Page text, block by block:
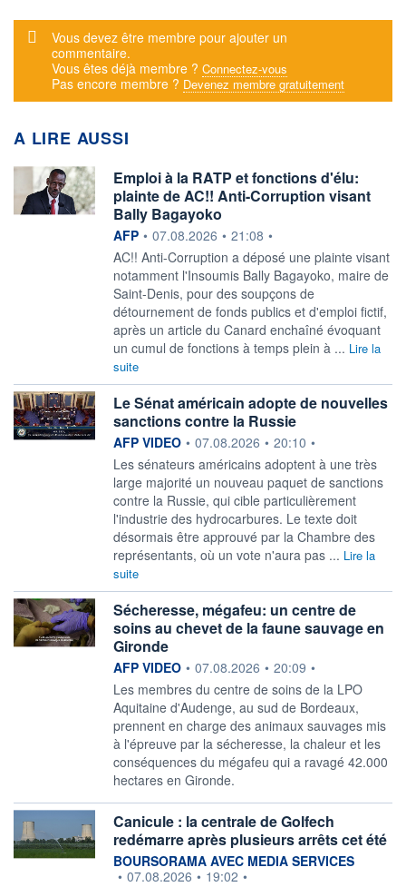
Message d'alerte
Vous devez être membre pour ajouter un
commentaire.
Vous êtes déjà membre ? Connectez-vous
Pas encore membre ? Devenez membre gratuitement
A LIRE AUSSI
Emploi à la RATP et fonctions d'élu:
plainte de AC!! Anti-Corruption visant
Bally Bagayoko
information fournie par
AFP • 07.08.2026 • 21:08 •
AC!! Anti-Corruption a déposé une plainte visant
notamment l'Insoumis Bally Bagayoko, maire de
Saint-Denis, pour des soupçons de
détournement de fonds publics et d'emploi fictif,
après un article du Canard enchaîné évoquant
un cumul de fonctions à temps plein à ... Lire la
suite
Le Sénat américain adopte de nouvelles
sanctions contre la Russie
information fournie par
AFP VIDEO • 07.08.2026 • 20:10 •
Les sénateurs américains adoptent à une très
large majorité un nouveau paquet de sanctions
contre la Russie, qui cible particulièrement
l'industrie des hydrocarbures. Le texte doit
désormais être approuvé par la Chambre des
représentants, où un vote n'aura pas ... Lire la
suite
Sécheresse, mégafeu: un centre de
soins au chevet de la faune sauvage en
Gironde
information fournie par
AFP VIDEO • 07.08.2026 • 20:09 •
Les membres du centre de soins de la LPO
Aquitaine d'Audenge, au sud de Bordeaux,
prennent en charge des animaux sauvages mis
à l'épreuve par la sécheresse, la chaleur et les
conséquences du mégafeu qui a ravagé 42.000
hectares en Gironde.
Canicule : la centrale de Golfech
redémarre après plusieurs arrêts cet été
information fournie par
BOURSORAMA AVEC MEDIA SERVICES
• 07.08.2026 • 19:02 •